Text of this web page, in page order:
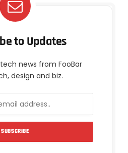
to Updates
news from FooBar
design and biz.